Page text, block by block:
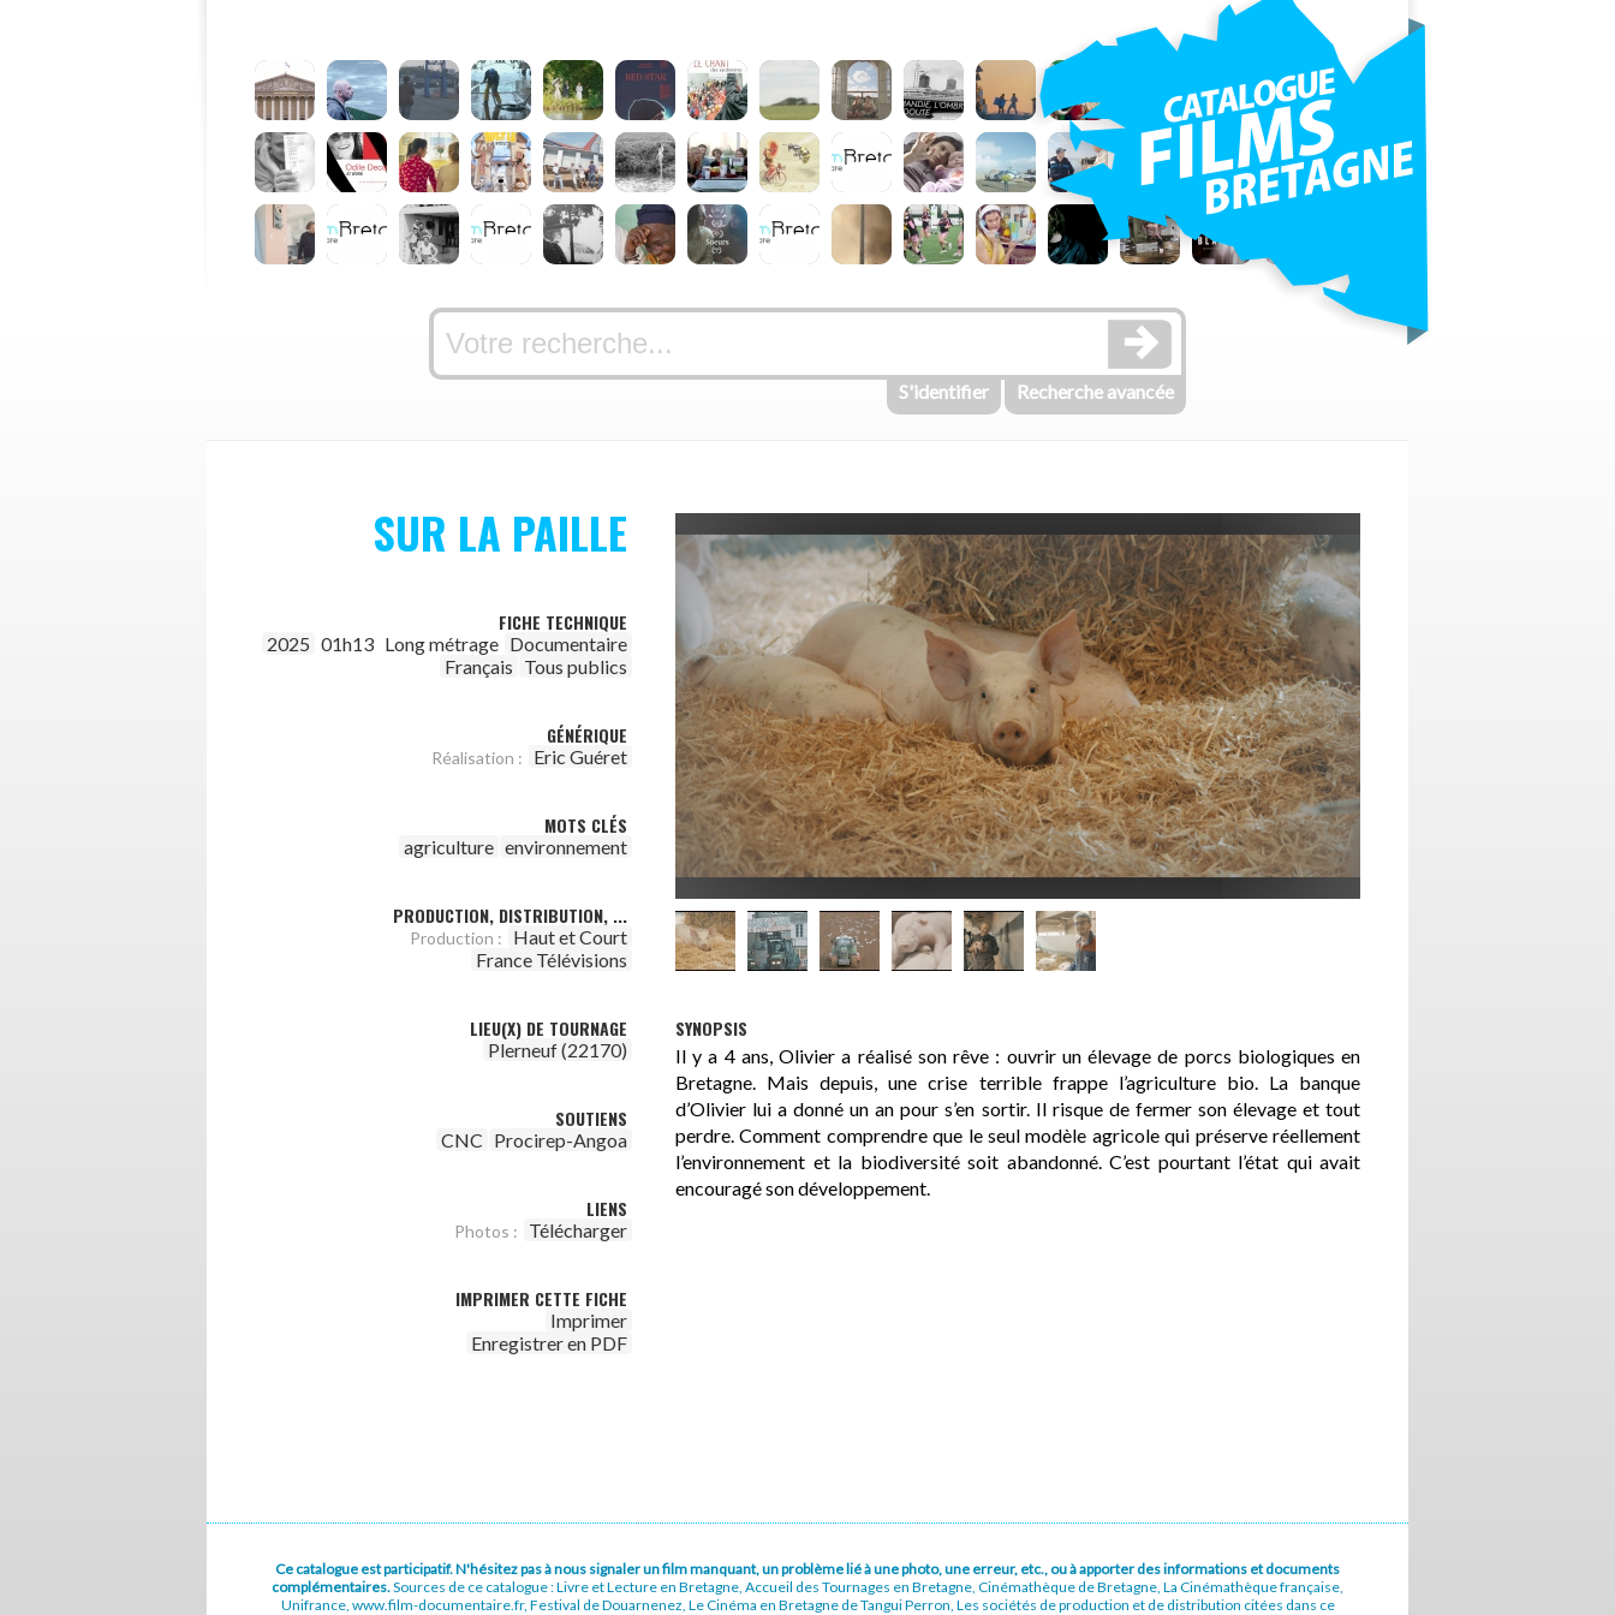
S'identifier Recherche avancée
SUR LA PAILLE
FICHE TECHNIQUE
2025 01h13 Long métrage Documentaire
Français Tous publics
GÉNÉRIQUE
Réalisation : Eric Guéret
MOTS CLÉS
agriculture environnement
PRODUCTION, DISTRIBUTION, ...
Production :
Haut et Court
France Télévisions
LIEU(X) DE TOURNAGE
Plerneuf (22170)
SOUTIENS
CNC Procirep-Angoa
LIENS
Photos : Télécharger
IMPRIMER CETTE FICHE
Imprimer
Enregistrer en PDF
SYNOPSIS
Il y a 4 ans, Olivier a réalisé son rêve : ouvrir un élevage de porcs biologiques en
Bretagne. Mais depuis, une crise terrible frappe l’agriculture bio. La banque
d’Olivier lui a donné un an pour s’en sortir. Il risque de fermer son élevage et tout
perdre. Comment comprendre que le seul modèle agricole qui préserve réellement
l’environnement et la biodiversité soit abandonné. C’est pourtant l’état qui avait
encouragé son développement.
Ce catalogue est participatif. N'hésitez pas à nous signaler un film manquant, un problème lié à une photo, une erreur, etc., ou à apporter des informations et documents
complémentaires.Sources de ce catalogue : Livre et Lecture en Bretagne, Accueil des Tournages en Bretagne, Cinémathèque de Bretagne, La Cinémathèque française,
Unifrance, www.film-documentaire.fr, Festival de Douarnenez, Le Cinéma en Bretagne de Tangui Perron, Les sociétés de production et de distribution citées dans ce